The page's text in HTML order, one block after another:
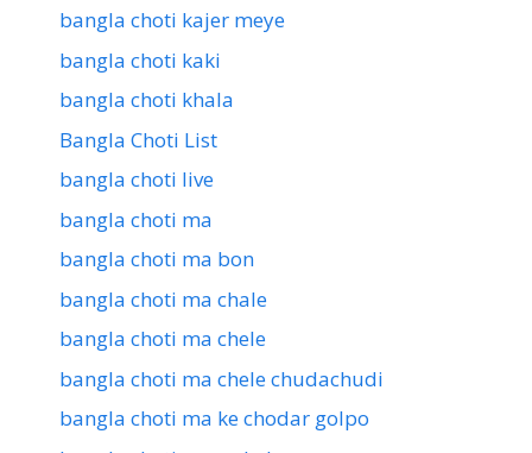
bangla choti kajer meye
bangla choti kaki
bangla choti khala
Bangla Choti List
bangla choti live
bangla choti ma
bangla choti ma bon
bangla choti ma chale
bangla choti ma chele
bangla choti ma chele chudachudi
bangla choti ma ke chodar golpo